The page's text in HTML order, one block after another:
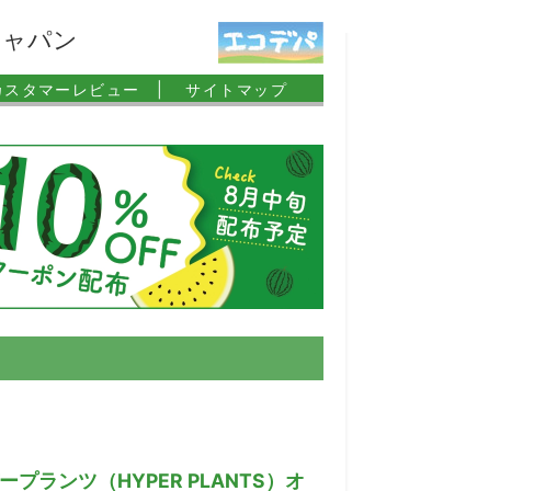
パン
スタマーレビュー | サイトマップ
プランツ（HYPER PLANTS）オ